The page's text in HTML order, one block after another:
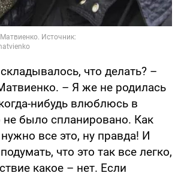
что делать? –
– Я же не родилась
нибудь влюблюсь в
не было спланировано. Как
все это, ну правда! И
что это так все легко,
какое – нет. Если